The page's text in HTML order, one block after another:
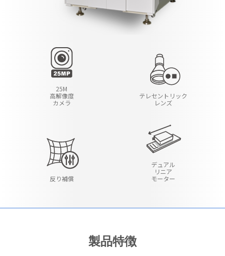
25M
高解像度
カメラ
テレセントリック
レンズ
反り補償
デュアル
リニア
モーター
製品特徴